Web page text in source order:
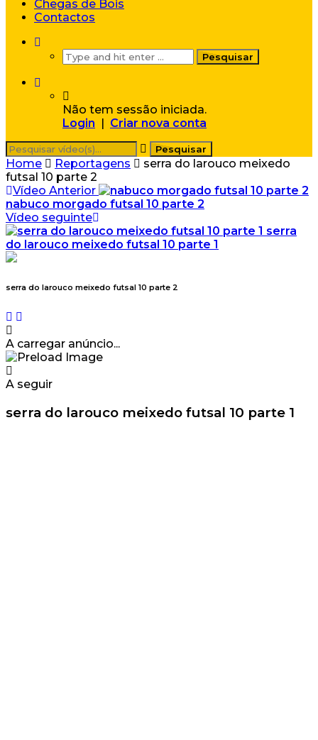
Chegas de Bois
Contactos
Não tem sessão iniciada.
Login
Criar nova conta
Home Reportagens
serra do larouco meixedo
futsal 10 parte 2
Vídeo Anterior
nabuco morgado futsal 10 parte 2
Vídeo seguinte
serra
do larouco meixedo futsal 10 parte 1
serra do larouco meixedo futsal 10 parte 2
A carregar anúncio...
A seguir
serra do larouco meixedo futsal 10 parte 1